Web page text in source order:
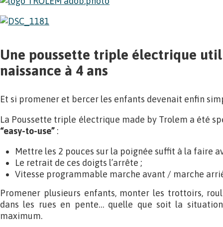
Une poussette triple électrique
naissance à 4 ans
Et si promener et bercer les enfants devenait enfin
La Poussette triple électrique made by Trolem a été
“easy-to-use” :
Mettre les 2 pouces sur la poignée suffit à la faire
Le retrait de ces doigts l’arrête ;
Vitesse programmable marche avant / marche
Promener plusieurs enfants, monter les trottoirs,
dans les rues en pente… quelle que soit la
maximum.